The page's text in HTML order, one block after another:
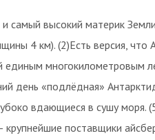
высокий материк Земли
4 км). (2)Есть версия, что
единым многокилометровым
день «подлёдная»
вдающиеся в сушу моря.
поставщики